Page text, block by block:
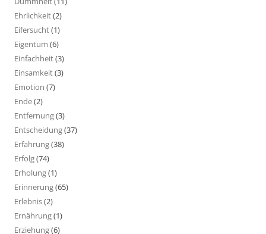
Ehrlichkeit(2)
Eifersucht(1)
Eigentum (6)
Einfachheit(3)
Einsamkeit(3)
Emotion (7)
Ende(2)
Entfernung(3)
Entscheidung(37)
Erfahrung(38)
Erfolg(74)
Erholung(1)
Erinnerung(65)
Erlebnis(2)
Ernährung(1)
Erziehung(6)